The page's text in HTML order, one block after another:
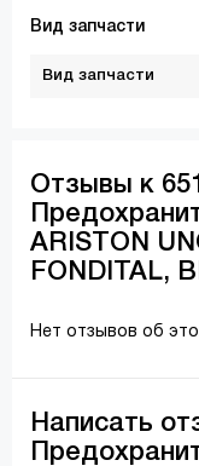
Вид запчасти
Вид запчасти
Отзывы к
ARISTON
FONDITAL,
Нет отзывов об
Написать